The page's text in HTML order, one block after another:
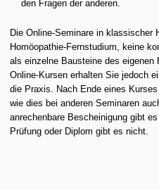
den Fragen der anderen.
Die Online-Seminare in klassischer
Homöopathie-Fernstudium, keine
als einzelne Bausteine des
Online-Kursen erhalten Sie jedoch
die Praxis. Nach Ende eines
wie dies bei anderen Seminaren
anrechenbare Bescheinigung gibt
Prüfung oder Diplom gibt es nicht.